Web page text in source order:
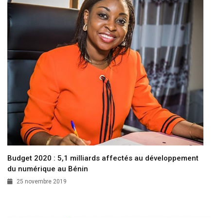
Budget 2020 : 5,1 milliards affectés au développement
du numérique au Bénin
25 novembre 2019